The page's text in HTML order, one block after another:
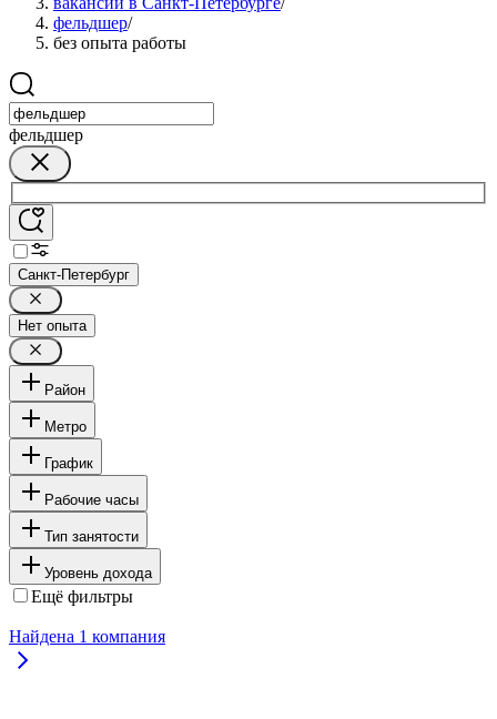
фельдшер/
без опыта работы
фельдшер
Санкт-Петербург
Нет опыта
Район
Метро
График
Рабочие часы
Тип занятости
Уровень дохода
Ещё фильтры
Найдена 1 компания